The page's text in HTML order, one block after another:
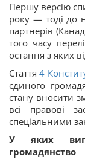
Першу версію
року — тоді до
партнерів
того часу
остання з яких
Стаття 4
єдиного
стану вносити
всі правові
спеціальними
У яких
громадянство